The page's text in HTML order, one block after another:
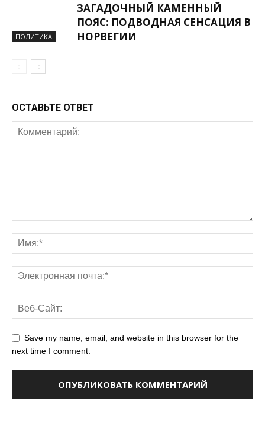
ПОЛИТИКА
ЗАГАДОЧНЫЙ КАМЕННЫЙ
ПОЯС: ПОДВОДНАЯ СЕНСАЦИЯ В
НОРВЕГИИ
ОСТАВЬТЕ ОТВЕТ
Save my name, email, and website in this browser for the
next time I comment.